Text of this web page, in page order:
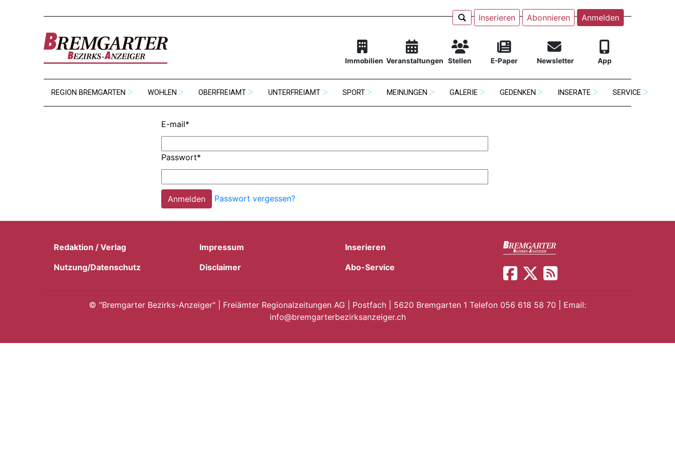
Inserieren Abonnieren Anmelden
Immobilien Veranstaltungen Stellen E-Paper Newsletter App
REGION BREMGARTEN WOHLEN OBERFREIAMT UNTERFREIAMT SPORT MEINUNGEN GALERIE GEDENKEN INSERATE SERVICE
E-mail*
Passwort*
Passwort vergessen?
Redaktion / Verlag Impressum
Inserieren
Nutzung/Datenschutz
Disclaimer Abo-Service
© "Bremgarter Bezirks-Anzeiger" | Freiämter Regionalzeitungen AG | Postfach | 5620 Bremgarten 1 Telefon 056 618 58 70 | Email:
info@bremgarterbezirksanzeiger.ch